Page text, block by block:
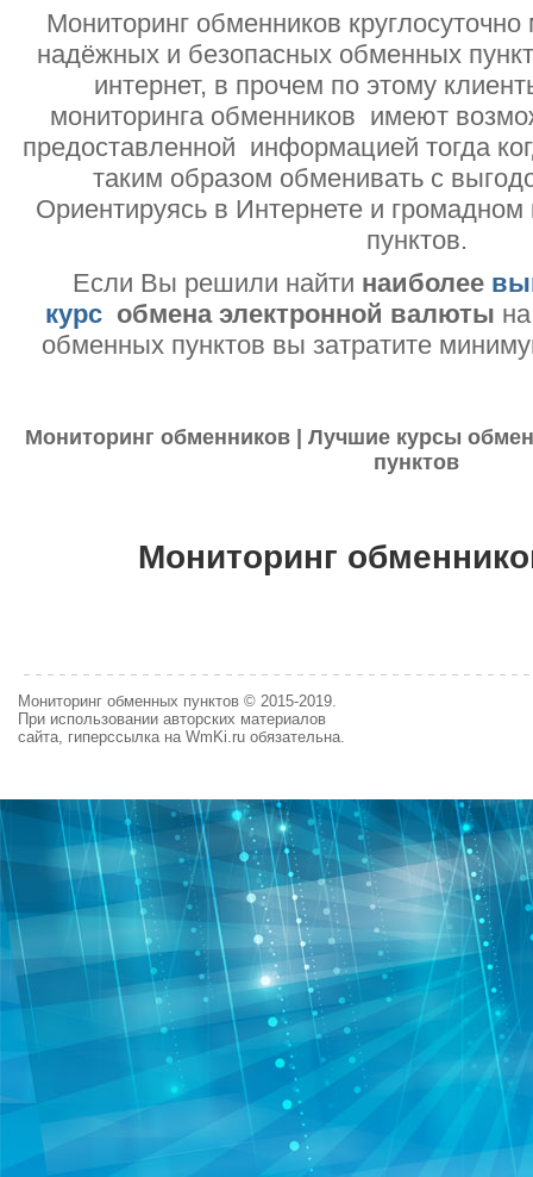
Мониторинг обменников круглосуточно
надёжных и безопасных обменных
интернет, в прочем по этому
мониторинга обменников имеют
предоставленной информацией тогда
таким образом обменивать с
Ориентируясь в Интернете и
пунктов.
Если Вы решили найти наиболее
курс обмена электронной валюты
обменных пунктов вы затратите
Мониторинг обменников | Лучшие курсы
пунктов
Мониторинг
Мониторинг обменных пунктов © 2015-2019.
При использовании авторских материалов
сайта, гиперссылка на WmKi.ru обязательна.